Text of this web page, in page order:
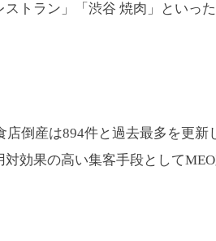
トラン」「渋谷 焼肉」といっ
倒産は894件と過去最多を更
効果の高い集客手段として